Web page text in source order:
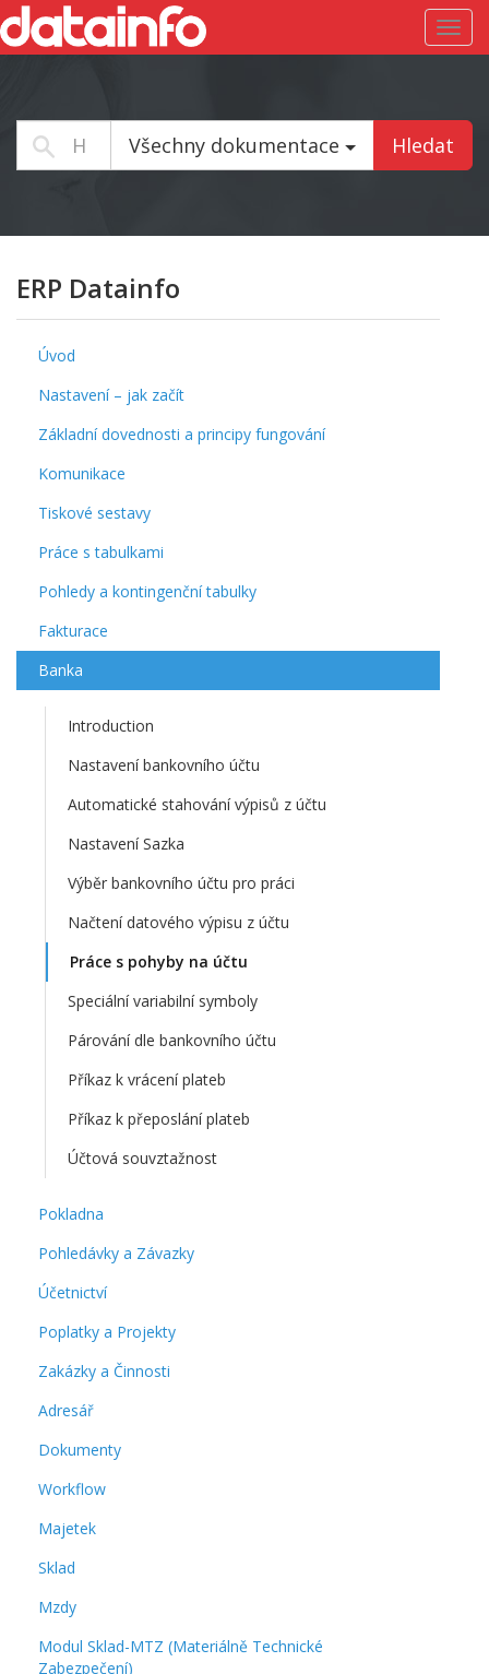
Všechny dokumentace Hledat
ERP Datainfo
Úvod
Nastavení – jak začít
Základní dovednosti a principy fungování
Komunikace
Tiskové sestavy
Práce s tabulkami
Pohledy a kontingenční tabulky
Fakturace
Banka
Introduction
Nastavení bankovního účtu
Automatické stahování výpisů z účtu
Nastavení Sazka
Výběr bankovního účtu pro práci
Načtení datového výpisu z účtu
Práce s pohyby na účtu
Speciální variabilní symboly
Párování dle bankovního účtu
Příkaz k vrácení plateb
Příkaz k přeposlání plateb
Účtová souvztažnost
Pokladna
Pohledávky a Závazky
Účetnictví
Poplatky a Projekty
Zakázky a Činnosti
Adresář
Dokumenty
Workflow
Majetek
Sklad
Mzdy
Modul Sklad-MTZ (Materiálně Technické
Zabezpečení)